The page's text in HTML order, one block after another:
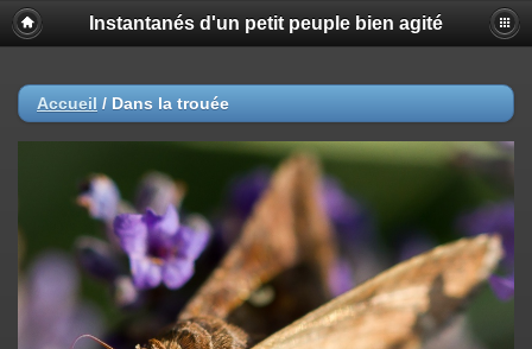
Instantanés d'un petit peuple bien agité
Accueil / Dans la trouée